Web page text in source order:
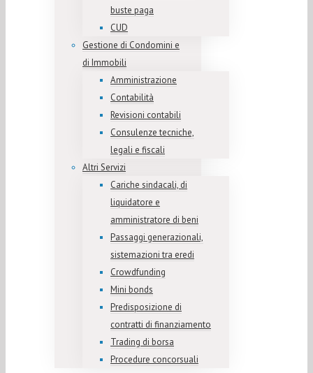
buste paga
CUD
Gestione di Condomini e
di Immobili
Amministrazione
Contabilità
Revisioni contabili
Consulenze tecniche,
legali e fiscali
Altri Servizi
Cariche sindacali, di
liquidatore e
amministratore di beni
Passaggi generazionali,
sistemazioni tra eredi
Crowdfunding
Mini bonds
Predisposizione di
contratti di finanziamento
Trading di borsa
Procedure concorsuali